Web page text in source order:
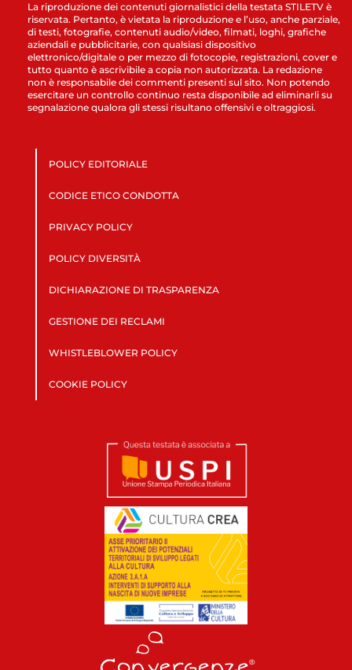
La riproduzione dei contenuti giornalistici della testata STILETV è
riservata. Pertanto, è vietata la riproduzione e l’uso, anche parziale,
di testi, fotografie, contenuti audio/video, filmati, loghi, grafiche
aziendali e pubblicitarie, con qualsiasi dispositivo
elettronico/digitale o per mezzo di fotocopie, registrazioni, cover e
tutto quanto è ascrivibile a copia non autorizzata. La redazione
non è responsabile dei commenti presenti sul sito. Non potendo
esercitare un controllo continuo resta disponibile ad eliminarli su
segnalazione qualora gli stessi risultano offensivi e oltraggiosi.
POLICY EDITORIALE
CODICE ETICO CONDOTTA
PRIVACY POLICY
POLICY DIVERSITÀ
DICHIARAZIONE DI TRASPARENZA
GESTIONE DEI RECLAMI
WHISTLEBLOWER POLICY
COOKIE POLICY